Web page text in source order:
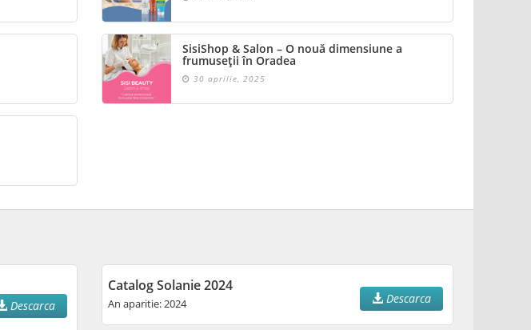
SisiShop & Salon – O nouă dimensiune a
frumuseții în Oradea
30 aprilie, 2025
Descarca
Catalog Solanie 2024
An aparitie: 2024 Descarca